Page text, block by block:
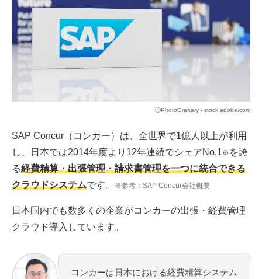
ⒸPhotoGranary - stock.adobe.com
SAP Concur（コンカー）は、全世界で1億人以上が利用
し、日本では2014年度より12年連続でシェアNo.1※ を誇
る経費精算・出張管理・請求書管理を一つに統合できる
クラウドシステムです。 ※参考：SAP Concur会社概要
日本国内でも数多くの企業がコンカーの出張・経費管理
クラウド導入しています。
コンカーは日本における経費精算システム